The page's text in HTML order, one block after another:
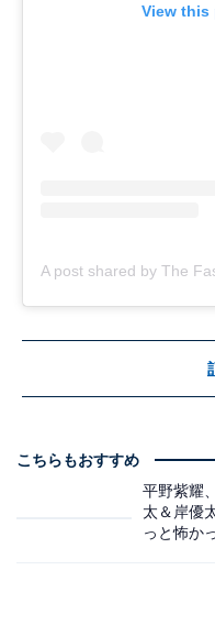
View this
A post shared by The
こちらもおすすめ
平野紫耀
太＆岸優
っと怖か